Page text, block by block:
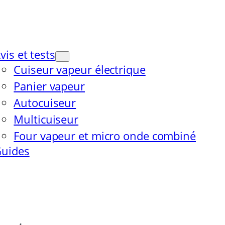
et tests
Cuiseur vapeur électrique
Panier vapeur
Autocuiseur
Multicuiseur
Four vapeur et micro onde combiné